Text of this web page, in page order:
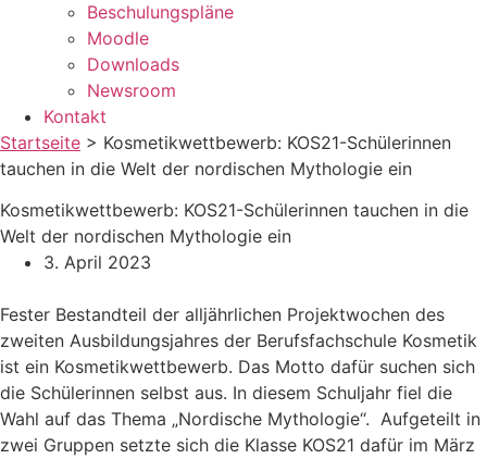
Beschulungspläne
Moodle
Downloads
Newsroom
Kontakt
Startseite > Kosmetikwettbewerb: KOS21-Schülerinnen
tauchen in die Welt der nordischen Mythologie ein
Kosmetikwettbewerb: KOS21-Schülerinnen tauchen in die
Welt der nordischen Mythologie ein
3. April 2023
Fester Bestandteil der alljährlichen Projektwochen des
zweiten Ausbildungsjahres der Berufsfachschule Kosmetik
ist ein Kosmetikwettbewerb. Das Motto dafür suchen sich
die Schülerinnen selbst aus. In diesem Schuljahr fiel die
Wahl auf das Thema „Nordische Mythologie“. Aufgeteilt in
zwei Gruppen setzte sich die Klasse KOS21 dafür im März